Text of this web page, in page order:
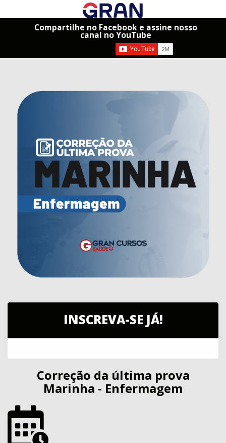
Compartilhe no Facebook e assine nosso
canal no YouTube
INSCREVA-SE JÁ!
Correção da última prova
Marinha - Enfermagem